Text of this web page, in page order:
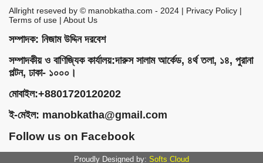
Allright reseved by © manobkatha.com - 2024 | Privacy Policy |
Terms of use | About Us
সম্পাদক: নিজাম উদ্দিন দরবেশ
সম্পাদকীয় ও বাণিজ্যিক কার্যালয়:দারুস সালাম আর্কেড, ৪র্থ তলা, ১৪, পুরানা
পল্টন, ঢাকা- ১০০০।
মোবাইল:+8801720120202
ই-মেইল: manobkatha@gmail.com
Follow us on Facebook
Proudly Designed by: Softs Cloud